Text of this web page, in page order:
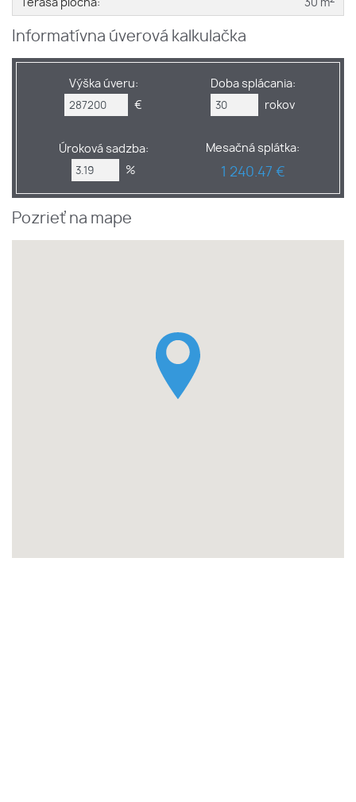
Terasa plocha: 30 m
Informatívna úverová kalkulačka
Výška úveru:
€
Doba splácania:
rokov
Úroková sadzba:
%
Mesačná splátka:
1 240.47 €
Pozrieť na mape